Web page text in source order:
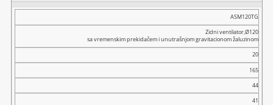
ASM120TG
Zidni ventilator,Ø120
sa vremenskim prekidačem i unutrašnjom gravitacionom žaluzinom
20
165
44
41